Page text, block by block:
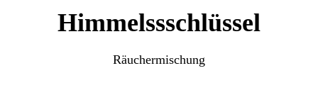
Himmelssschlüssel
Räuchermischung